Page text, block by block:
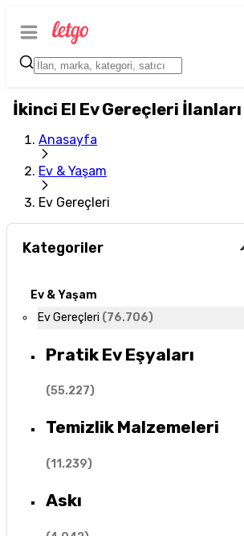
İkinci El Ev Gereçleri
Anasayfa
Ev & Yaşam
Ev Gereçleri
Kategoriler
Ev & Yaşam
Ev Gereçleri (76.706)
Pratik Ev Eşyaları
(55.227)
Temizlik Malzemeleri
(11.239)
Askı